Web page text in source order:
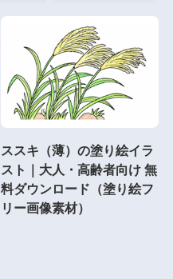
ススキ（薄）の塗り絵イラ
スト｜大人・高齢者向け 無
料ダウンロード（塗り絵フ
リー画像素材）